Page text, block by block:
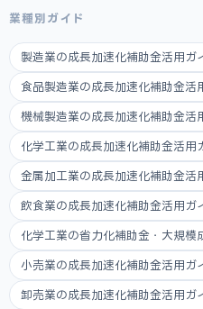
業種別ガイド
製造業の成長加速化補助金活用ガ
食品製造業の成長加速化補助金活
機械製造業の成長加速化補助金活
化学工業の成長加速化補助金活用
金属加工業の成長加速化補助金活
飲食業の成長加速化補助金活用ガ
化学工業の省力化補助金・大規模
小売業の成長加速化補助金活用ガ
卸売業の成長加速化補助金活用ガ